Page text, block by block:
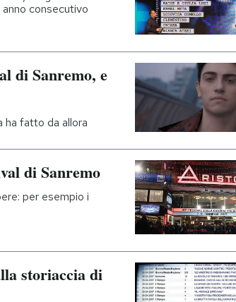
consecutivo
di Sanremo, e
ha fatto da allora
di Sanremo
per esempio i
storiaccia di